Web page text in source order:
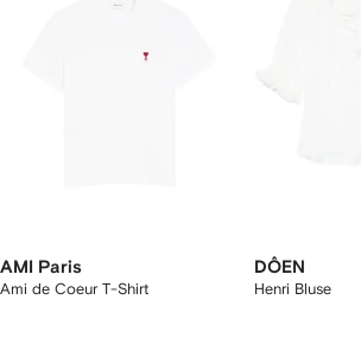
AMI Paris
Ami de Coeur T-Shirt
DÔEN
Henri Bluse